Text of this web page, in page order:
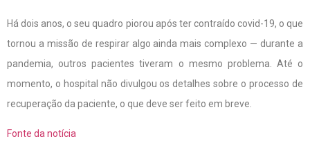
Há dois anos, o seu quadro piorou após ter contraído covid-19, o que
tornou a missão de respirar algo ainda mais complexo — durante a
pandemia, outros pacientes tiveram o mesmo problema. Até o
momento, o hospital não divulgou os detalhes sobre o processo de
recuperação da paciente, o que deve ser feito em breve.
Fonte da notícia